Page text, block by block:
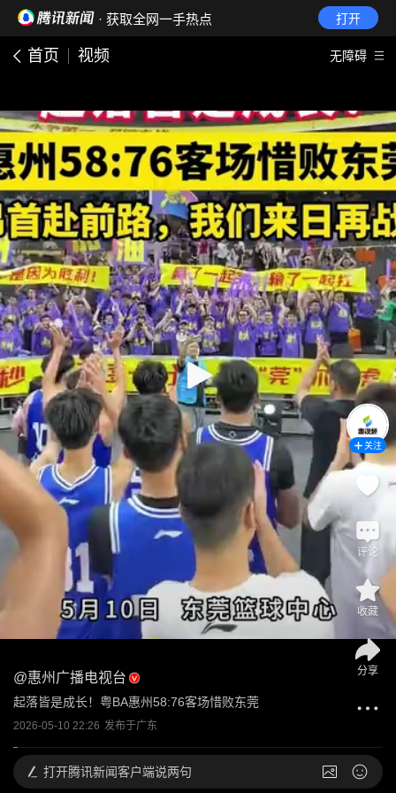
· 获取全网一手热点 打开
首页 视频 无障碍
@惠州广播电视台
起落皆是成长！粤BA惠州58:76客场惜败东莞
2026-05-10 22:26 发布于广东
关注
评论
收藏
分享
打开腾讯新闻客户端说两句